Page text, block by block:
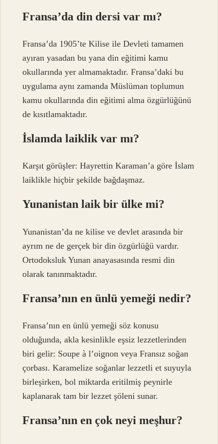
Fransa’da din dersi var mı?
Fransa’da 1905’te Kilise ile Devleti tamamen
ayıran yasadan bu yana din eğitimi kamu
okullarında yer almamaktadır. Fransa’daki bu
uygulama aynı zamanda Müslüman toplumun
kamu okullarında din eğitimi alma özgürlüğünü
de kısıtlamaktadır.
İslamda laiklik var mı?
Karşıt görüşler: Hayrettin Karaman’a göre İslam
laiklikle hiçbir şekilde bağdaşmaz.
Yunanistan laik bir ülke mi?
Yunanistan’da ne kilise ve devlet arasında bir
ayrım ne de gerçek bir din özgürlüğü vardır.
Ortodoksluk Yunan anayasasında resmi din
olarak tanınmaktadır.
Fransa’nın en ünlü yemeği nedir?
Fransa’nın en ünlü yemeği söz konusu
olduğunda, akla kesinlikle eşsiz lezzetlerinden
biri gelir: Soupe à l’oignon veya Fransız soğan
çorbası. Karamelize soğanlar lezzetli et suyuyla
birleşirken, bol miktarda eritilmiş peynirle
kaplanarak tam bir lezzet şöleni sunar.
Fransa’nın en çok neyi meşhur?